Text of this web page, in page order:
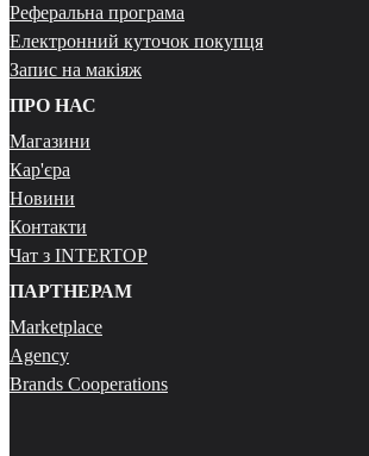
Реферальна програма
Електронний куточок покупця
Запис на макіяж
ПРО НАС
Магазини
Кар'єра
Новини
Контакти
Чат з INTERTOP
ПАРТНЕРАМ
Marketplace
Agency
Brands Cooperations